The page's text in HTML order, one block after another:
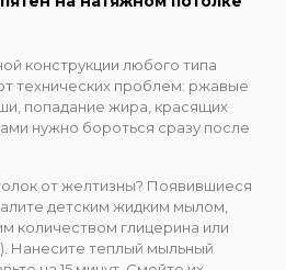
конструкции любого типа
технических проблем: ржавые
попадание жира, красящих
нужно бороться сразу после
от желтизны? Появившиеся
детским жидким мылом,
количеством глицерина или
Нанесите теплый мыльный